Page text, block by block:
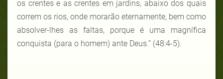
os crentes e as crentes em jardins, abaixo dos quais
correm os rios, onde morarão eternamente, bem como
absolver-lhes as faltas, porque é uma magnífica
conquista (para o homem) ante Deus.” (48:4-5).